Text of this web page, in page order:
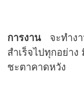
การงาน จะทำง
สำเร็จไปทุกอย่า
ชะตาคาดหวัง